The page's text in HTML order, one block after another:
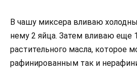
В чашу миксера вливаю
нему 2 яйца. Затем вливаю еще
растительного масла, которое
рафинированным так и